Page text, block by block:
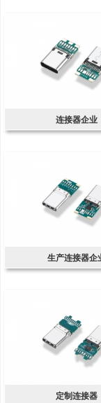
连接器企业
生产连接器企
定制连接器